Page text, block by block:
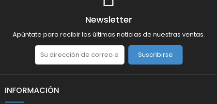
Newsletter
Apúntate para recibir las últimas noticias de nuestras ventas.
Suscribirse
INFORMACIÓN